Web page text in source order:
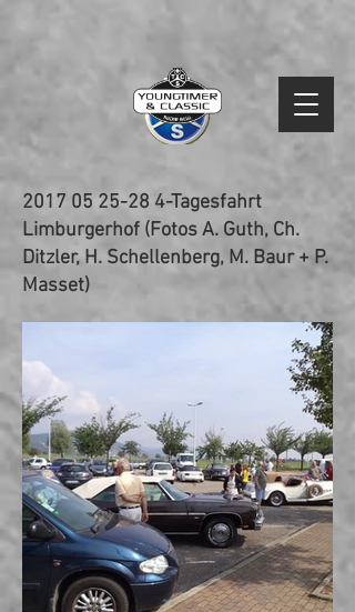
2017 05 25-28 4-Tagesfahrt
Limburgerhof (Fotos A. Guth, Ch.
Ditzler, H. Schellenberg, M. Baur + P.
Masset)